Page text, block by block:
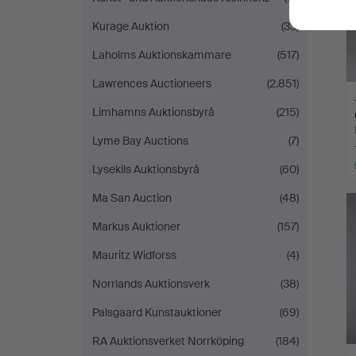
Kurage Auktion
(33)
Laholms Auktionskammare
(517)
Lawrences Auctioneers
(2.851)
Limhamns Auktionsbyrå
(215)
Lyme Bay Auctions
(7)
Lysekils Auktionsbyrå
(60)
Ma San Auction
(48)
Markus Auktioner
(157)
Mauritz Widforss
(4)
Norrlands Auktionsverk
(38)
Palsgaard Kunstauktioner
(69)
RA Auktionsverket Norrköping
(184)